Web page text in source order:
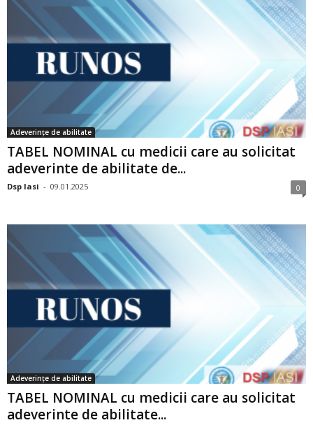
Adeverințe de abilitate
TABEL NOMINAL cu medicii care au solicitat
adeverinte de abilitate de...
Dsp Iasi - 09.01.2025 0
Adeverințe de abilitate
TABEL NOMINAL cu medicii care au solicitat
adeverinte de abilitate...